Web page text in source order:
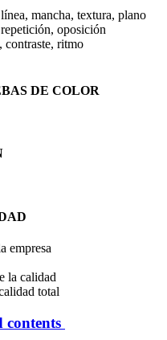
mancha, textura, plano
oposición
ritmo
DE COLOR
empresa
la calidad
total
contents